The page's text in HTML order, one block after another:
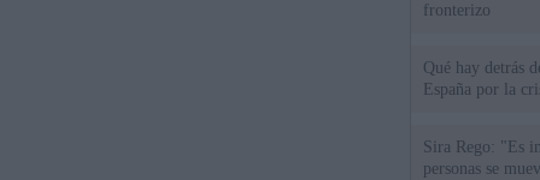
fronterizo
Qué hay detrás
España por la
Sira Rego: "Es
personas se